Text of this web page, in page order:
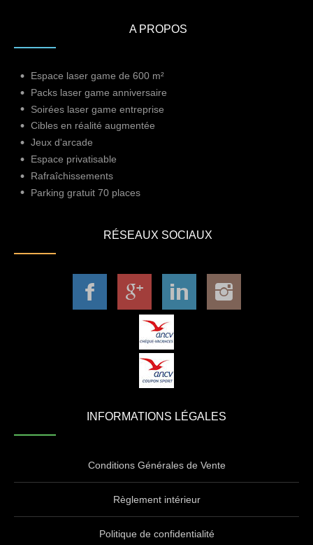
A PROPOS
Espace laser game de 600 m²
Packs laser game anniversaire
Soirées laser game entreprise
Cibles en réalité augmentée
Jeux d'arcade
Espace privatisable
Rafraîchissements
Parking gratuit 70 places
RÉSEAUX SOCIAUX
INFORMATIONS LÉGALES
Conditions Générales de Vente
Règlement intérieur
Politique de confidentialité